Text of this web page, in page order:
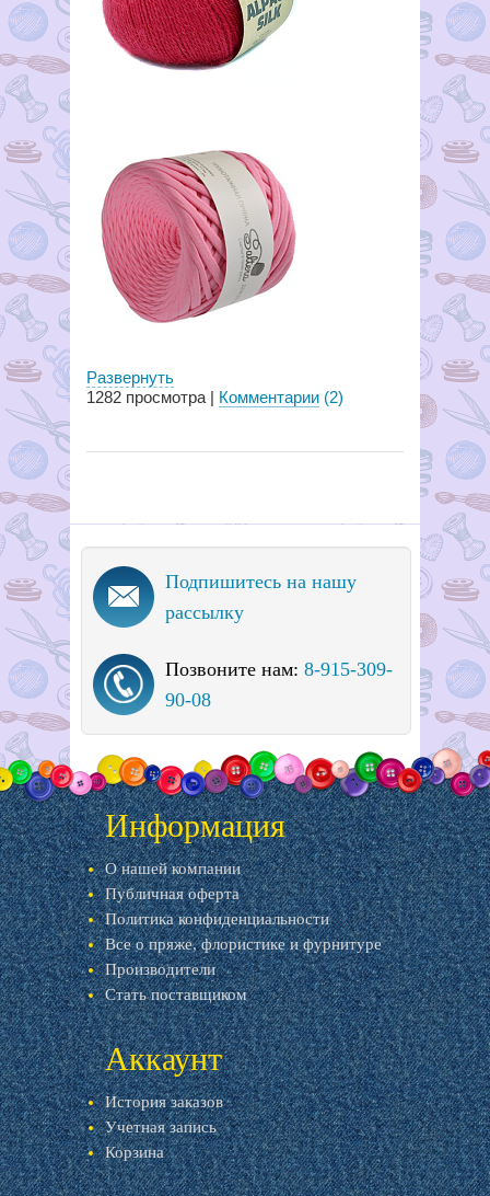
Развернуть
1282 просмотра | Комментарии (2)
Подпишитесь на нашу
рассылку
Позвоните нам: 8-915-309-
90-08
Информация
О нашей компании
Публичная оферта
Политика конфиденциальности
Все о пряже, флористике и фурнитуре
Производители
Стать поставщиком
Аккаунт
История заказов
Учетная запись
Корзина